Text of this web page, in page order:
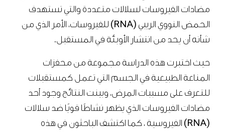
مضادات الفيروسات لسلالات متعددة والتي تستهدف
الحمض النووي الريبي (RNA) للفيروسات، الأمر الذي من
شأنه أن يحد من انتشار الأوبئة في المستقبل.
حيث اختبرت هذه الدراسة مجموعة من محفزات
المناعة الطبيعية في الجسم التي تعمل كمستقبلات
للتعرف على مسببات المرض، وبينت النتائج وجود أحد
مضادات الفيروسات الذي يظهر نشاطًا قويًا ضد سلالات
(RNA) الفيروسية ، كما اكتشف الباحثون في هذه